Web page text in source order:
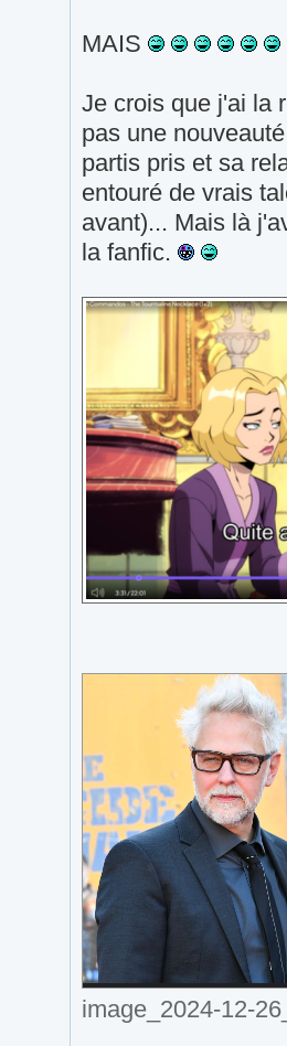
MAIS
Je crois que j'ai la
pas une
partis pris et sa
entouré de vrais
avant)... Mais là
la fanfic.
image_2024-12-